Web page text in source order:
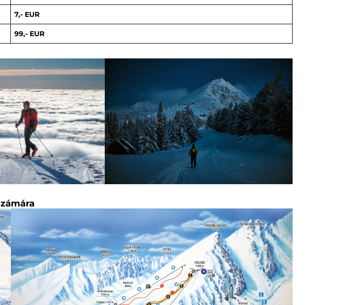
7,- EUR
99,- EUR